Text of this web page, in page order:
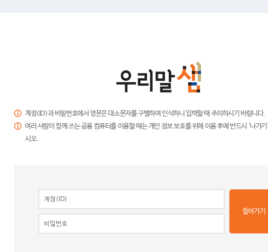
계정(ID)과 비밀번호에서 영문은 대소문자를 구별하여 인식하니 입력할 때 주의하시기 바랍니다.
여러 사람이 함께 쓰는 공용 컴퓨터를 이용할 때는 개인 정보 보호를 위해 이용 후에 반드시 '나가
시오.
들어가기